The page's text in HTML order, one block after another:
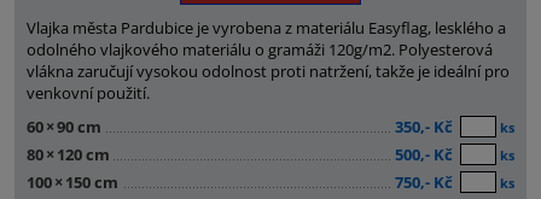
Vlajka města Pardubice je vyrobena z materiálu Easyflag, lesklého a
odolného vlajkového materiálu o gramáži 120g/m2. Polyesterová
vlákna zaručují vysokou odolnost proti natržení, takže je ideální pro
venkovní použití.
60×90 cm 350,- Kč ks
80× 120 cm 500,- Kč ks
100× 150 cm 750,- Kč ks